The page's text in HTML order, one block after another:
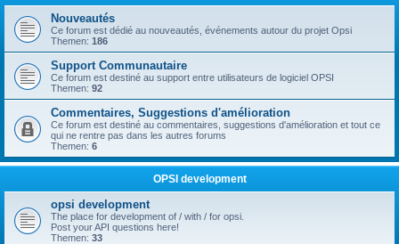
Nouveautés
Ce forum est dédié au nouveautés, événements autour du projet Opsi
Themen: 186
Support Communautaire
Ce forum est destiné au support entre utilisateurs de logiciel OPSI
Themen: 92
Commentaires, Suggestions d'amélioration
Ce forum est destiné au commentaires, suggestions d'amélioration et tout ce
qui ne rentre pas dans les autres forums
Themen: 6
OPSI development
opsi development
The place for development of / with / for opsi.
Post your API questions here!
Themen: 33